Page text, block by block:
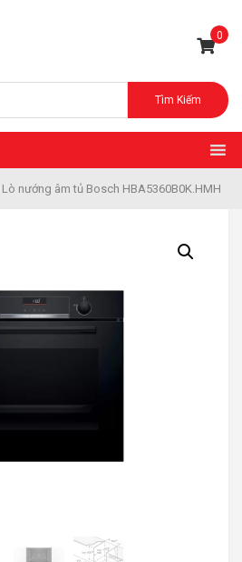
0
Tìm Kiếm
Lò nướng âm tủ Bosch HBA5360B0K.HMH